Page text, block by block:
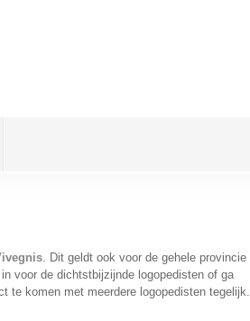
. Dit geldt ook voor de gehele provincie
voor de dichtstbijzijnde logopedisten of ga
te komen met meerdere logopedisten tegelijk.